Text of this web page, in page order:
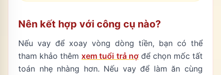
Nên kết hợp với công cụ nào?
Nếu vay để xoay vòng dòng tiền, bạn có thể
tham khảo thêmxem tuổi trả nợđể chọn mốc tất
toán nhẹ nhàng hơn. Nếu vay để làm ăn cùng